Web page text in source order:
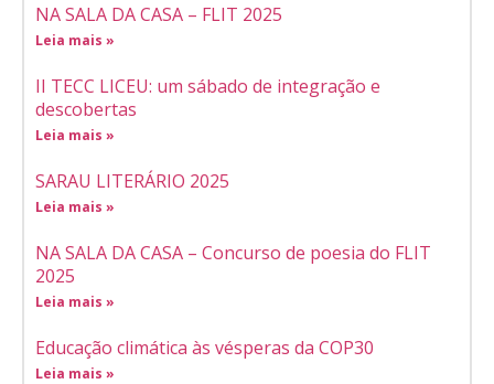
NA SALA DA CASA – FLIT 2025
Leia mais »
II TECC LICEU: um sábado de integração e
descobertas
Leia mais »
SARAU LITERÁRIO 2025
Leia mais »
NA SALA DA CASA – Concurso de poesia do FLIT
2025
Leia mais »
Educação climática às vésperas da COP30
Leia mais »